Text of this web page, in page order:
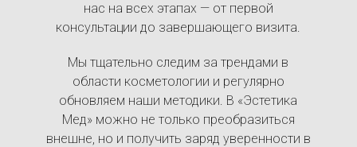
нас на всех этапах — от первой
консультации до завершающего визита.
Мы тщательно следим за трендами в
области косметологии и регулярно
обновляем наши методики. В «Эстетика
Мед» можно не только преобразиться
внешне, но и получить заряд уверенности в